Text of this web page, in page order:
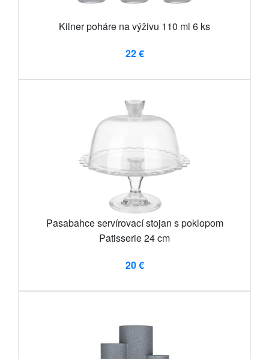
Kilner poháre na výživu 110 ml 6 ks
22 €
Pasabahce servírovací stojan s poklopom
Patisserie 24 cm
20 €